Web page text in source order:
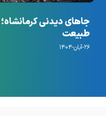
جاهای دیدنی کرمانشاه؛
طبیعت
۲۶-آبان-۱۴۰۴